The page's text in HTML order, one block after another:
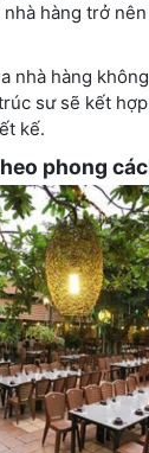
hàng trở
nhà hàng
sư sẽ kết
kế.
phong